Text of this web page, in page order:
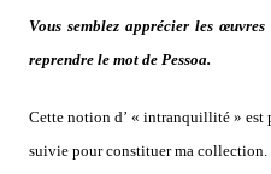
Vous semblez apprécier les
reprendre le mot de Pessoa.
Cette notion d’ « intranquillité » est
suivie pour constituer ma collection.